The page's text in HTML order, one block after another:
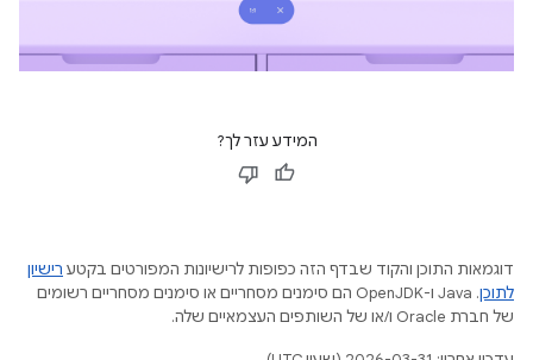
המידע עזר לך?
דוגמאות התוכן והקוד שבדף הזה כפופות לרישיונות המפורטים בקטע רישיון
לתוכן
.‏ Java ו-OpenJDK הם סימנים מסחריים או סימנים מסחריים רשומים
של חברת Oracle ו/או של השותפים העצמאיים שלה.